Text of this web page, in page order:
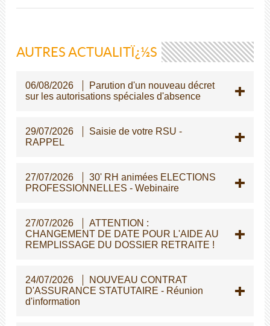
AUTRES ACTUALITÏ¿½S
06/08/2026
Parution d'un nouveau décret
sur les autorisations spéciales d'absence
29/07/2026
Saisie de votre RSU -
RAPPEL
27/07/2026
30' RH animées ELECTIONS
PROFESSIONNELLES - Webinaire
27/07/2026
ATTENTION :
CHANGEMENT DE DATE POUR L'AIDE AU
REMPLISSAGE DU DOSSIER RETRAITE !
24/07/2026
NOUVEAU CONTRAT
D'ASSURANCE STATUTAIRE - Réunion
d'information